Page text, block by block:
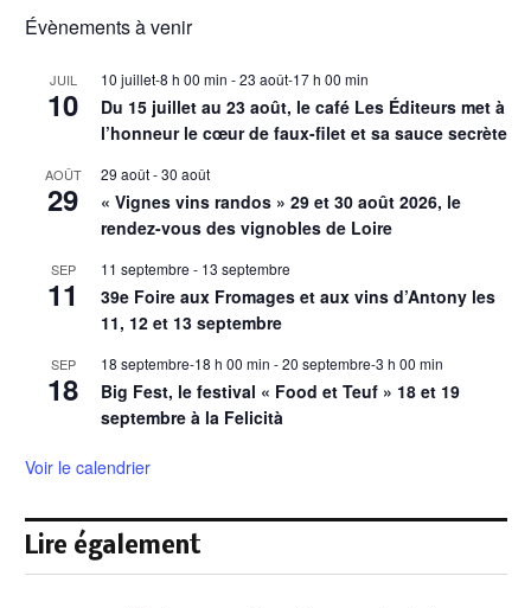
Évènements à venir
JUIL
10
10 juillet-8 h 00 min -23 août-17 h 00 min
Du 15 juillet au 23 août, le café Les Éditeurs met à
l’honneur le cœur de faux-filet et sa sauce secrète
AOÛT
29
29 août-30 août
« Vignes vins randos » 29 et 30 août 2026, le
rendez-vous des vignobles de Loire
SEP
11
11 septembre - 13 septembre
39e Foire aux Fromages et aux vins d’Antony les
11, 12 et 13 septembre
SEP
18
18 septembre-18 h 00 min -20 septembre-3 h 00 min
Big Fest, le festival « Food et Teuf » 18 et 19
septembre à la Felicità
Voir le calendrier
Lire également